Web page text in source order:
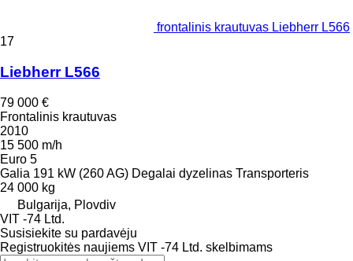
frontalinis krautuvas Liebherr L566
17
Liebherr L566
79 000 €
Frontalinis krautuvas
2010
15 500 m/h
Euro 5
Galia 191 kW (260 AG) Degalai dyzelinas Transporteris
24 000 kg
Bulgarija, Plovdiv
VIT -74 Ltd.
Susisiekite su pardavėju
Registruokitės naujiems VIT -74 Ltd. skelbimams